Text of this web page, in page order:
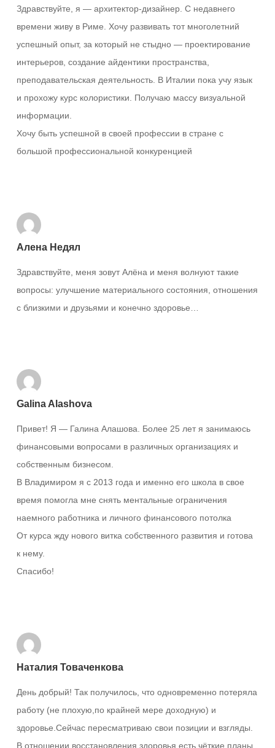
Здравствуйте, я — архитектор-дизайнер. С недавнего
времени живу в Риме. Хочу развивать тот многолетний
успешный опыт, за который не стыдно — проектирование
интерьеров, создание айдентики пространства,
преподавательская деятельность. В Италии пока учу язык
и прохожу курс колористики. Получаю массу визуальной
информации.
Хочу быть успешной в своей профессии в стране с
большой профессиональной конкуренцией
Алена Недял
Здравствуйте, меня зовут Алёна и меня волнуют такие
вопросы: улучшение материального состояния, отношения
с близкими и друзьями и конечно здоровье…
Galina Alashova
Привет! Я — Галина Алашова. Более 25 лет я занимаюсь
финансовыми вопросами в различных организациях и
собственным бизнесом.
В Владимиром я с 2013 года и именно его школа в свое
время помогла мне снять ментальные ограничения
наемного работника и личного финансового потолка
От курса жду нового витка собственного развития и готова
к нему.
Спасибо!
Наталия Товаченкова
День добрый! Так получилось, что одновременно потеряла
работу (не плохую,по крайней мере доходную) и
здоровье.Сейчас пересматриваю свои позиции и взгляды.
В отношении восстановления здоровья есть чёткие планы